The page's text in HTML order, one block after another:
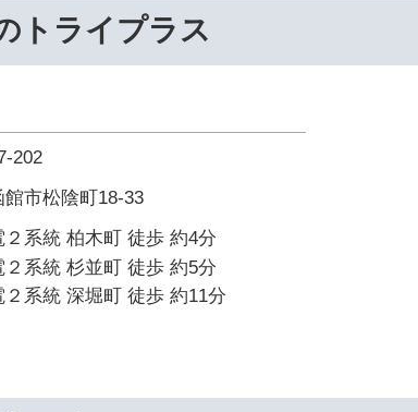
トライプラス
202
館市松陰町18-33
２系統 柏木町 徒歩 約4分
２系統 杉並町 徒歩 約5分
２系統 深堀町 徒歩 約11分